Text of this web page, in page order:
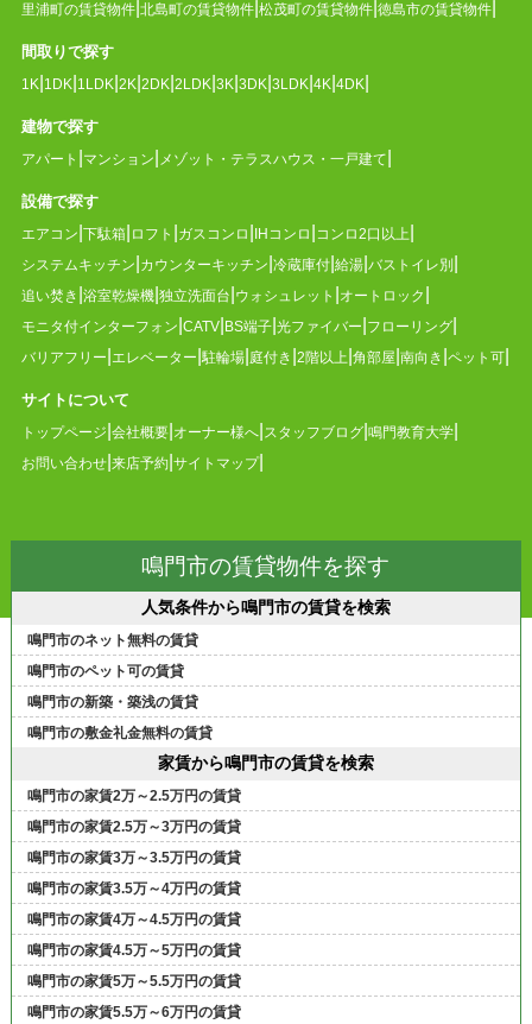
里浦町の賃貸物件 北島町の賃貸物件 松茂町の賃貸物件 徳島市の賃貸物件
間取りで探す
1K 1DK 1LDK 2K 2DK 2LDK 3K 3DK 3LDK 4K 4DK
建物で探す
アパート マンション メゾット・テラスハウス・一戸建て
設備で探す
エアコン 下駄箱 ロフト ガスコンロ IHコンロ コンロ2口以上
システムキッチン カウンターキッチン 冷蔵庫付 給湯 バストイレ別
追い焚き 浴室乾燥機 独立洗面台 ウォシュレット オートロック
モニタ付インターフォン CATV BS端子 光ファイバー フローリング
バリアフリー エレベーター 駐輪場 庭付き 2階以上 角部屋 南向き ペット可
サイトについて
トップページ 会社概要 オーナー様へ スタッフブログ 鳴門教育大学
お問い合わせ 来店予約 サイトマップ
鳴門市の賃貸物件を探す
人気条件から鳴門市の賃貸を検索
鳴門市のネット無料の賃貸
鳴門市のペット可の賃貸
鳴門市の新築・築浅の賃貸
鳴門市の敷金礼金無料の賃貸
家賃から鳴門市の賃貸を検索
鳴門市の家賃2万～2.5万円の賃貸
鳴門市の家賃2.5万～3万円の賃貸
鳴門市の家賃3万～3.5万円の賃貸
鳴門市の家賃3.5万～4万円の賃貸
鳴門市の家賃4万～4.5万円の賃貸
鳴門市の家賃4.5万～5万円の賃貸
鳴門市の家賃5万～5.5万円の賃貸
鳴門市の家賃5.5万～6万円の賃貸